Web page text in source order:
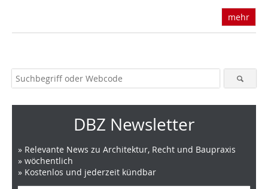
mehr
DBZ Newsletter
» Relevante News zu Architektur, Recht und Baupraxis
» wöchentlich
» Kostenlos und jederzeit kündbar